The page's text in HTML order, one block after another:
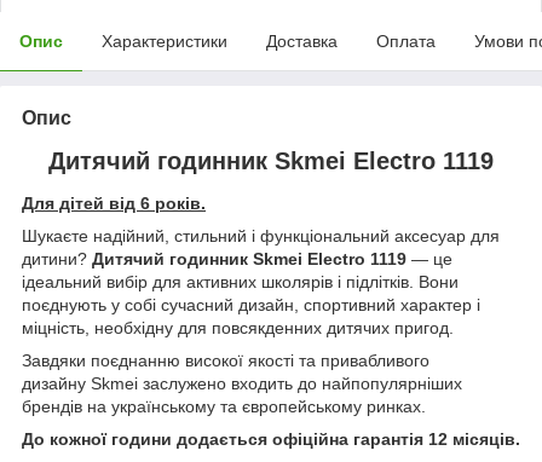
Опис Характеристики Доставка Оплата Умови
Опис
Дитячий годинник Skmei Electro 1119
Для дітей від 6 років.
Шукаєте надійний, стильний і функціональний аксесуар для
дитини? Дитячий годинник Skmei Electro 1119 — це
ідеальний вибір для активних школярів і підлітків. Вони
поєднують у собі сучасний дизайн, спортивний характер і
міцність, необхідну для повсякденних дитячих пригод.
Завдяки поєднанню високої якості та привабливого
дизайну Skmei заслужено входить до найпопулярніших
брендів на українському та європейському ринках.
До кожної години додається офіційна гарантія 12 місяців.